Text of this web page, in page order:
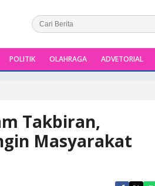
POLITIK OLAHRAGA ADVETORIAL
Takbiran,
Masyarakat